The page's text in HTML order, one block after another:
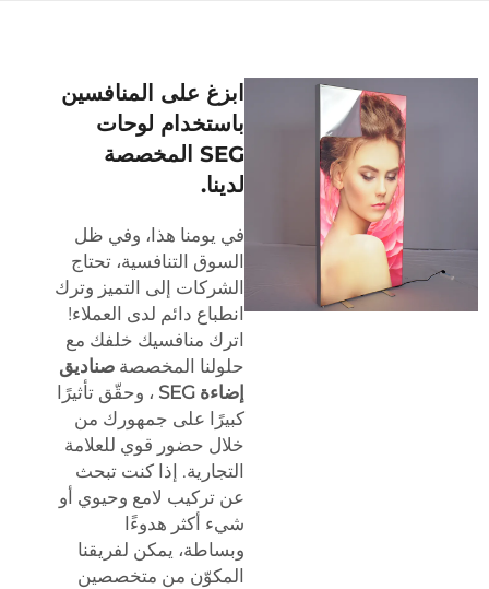
ابزغ على المنافسين
باستخدام لوحات
SEG المخصصة
لدينا.
في يومنا هذا، وفي ظل
السوق التنافسية، تحتاج
الشركات إلى التميز وترك
انطباع دائم لدى العملاء!
اترك منافسيك خلفك مع
حلولنا المخصصةصناديق
إضاءة SEG
، وحقّق تأثيرًا
كبيرًا على جمهورك من
خلال حضور قوي للعلامة
التجارية. إذا كنت تبحث
عن تركيب لامع وحيوي أو
شيء أكثر هدوءًا
وبساطة، يمكن لفريقنا
المكوّن من متخصصين